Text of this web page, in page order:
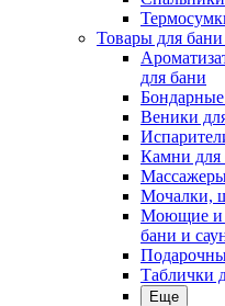
Товары для
для бани
Веники
Камни для
Мочалки,
Моющие и
бани и
Таблички
Еще